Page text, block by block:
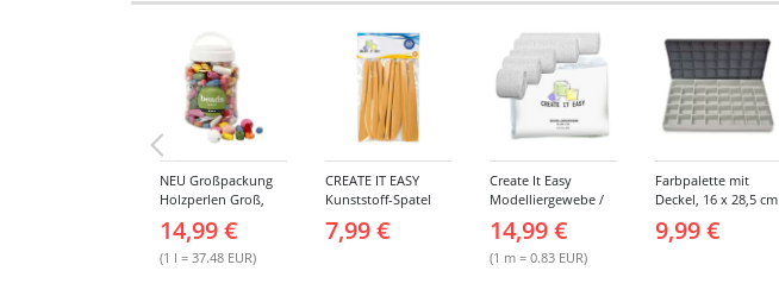
NEU Großpackung
Holzperlen Groß,
Eimer
14,99 €
(1 l = 37.48 EUR)
CREATE IT EASY
Kunststoff-Spatel
7,99 €
Create It Easy
Modelliergewebe /
breit, 3m lang, 6
Stück
14,99 €
(1 m = 0.83 EUR)
Farbpalette mit
Deckel, 16 x 28,5 cm
9,99 €